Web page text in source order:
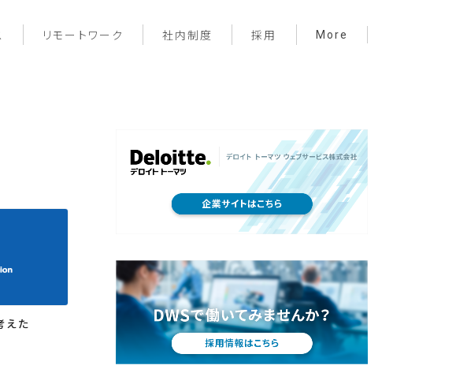
リモートワーク 社内制度 採用 More
サーバーレス
プライベート
メンバー紹介
えた